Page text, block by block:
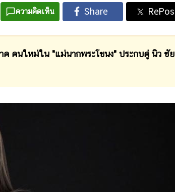
ความคิดเห็น
คนใหม่ใน "แม่นากพระโขนง" ประกบคู่ นิว ชัย